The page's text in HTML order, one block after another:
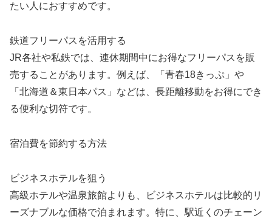
たい人におすすめです。
鉄道フリーパスを活用する
JR各社や私鉄では、連休期間中にお得なフリーパスを販
売することがあります。例えば、「青春18きっぷ」や
「北海道＆東日本パス」などは、長距離移動をお得にでき
る便利な切符です。
宿泊費を節約する方法
ビジネスホテルを狙う
高級ホテルや温泉旅館よりも、ビジネスホテルは比較的リ
ーズナブルな価格で泊まれます。特に、駅近くのチェーン